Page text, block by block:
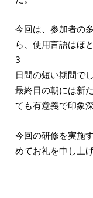
今回は、参加者の
ら、使用言語はほ
3
日間の短い期間で
最終日の朝には新
ても有意義で印象
今回の研修を実施
めてお礼を申し上げ